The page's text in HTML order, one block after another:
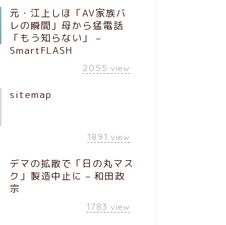
元・江上しほ「AV家族バ
レの瞬間」母から猛電話
「もう知らない」 –
SmartFLASH
2055 view
sitemap
1891 view
デマの拡散で「日の丸マス
ク」製造中止に – 和田政
宗
1783 view